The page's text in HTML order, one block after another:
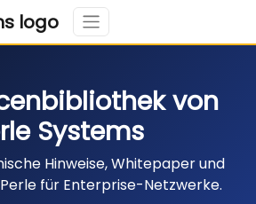
von
Systems
Hinweise, Whitepaper und
für Enterprise-Netzwerke.